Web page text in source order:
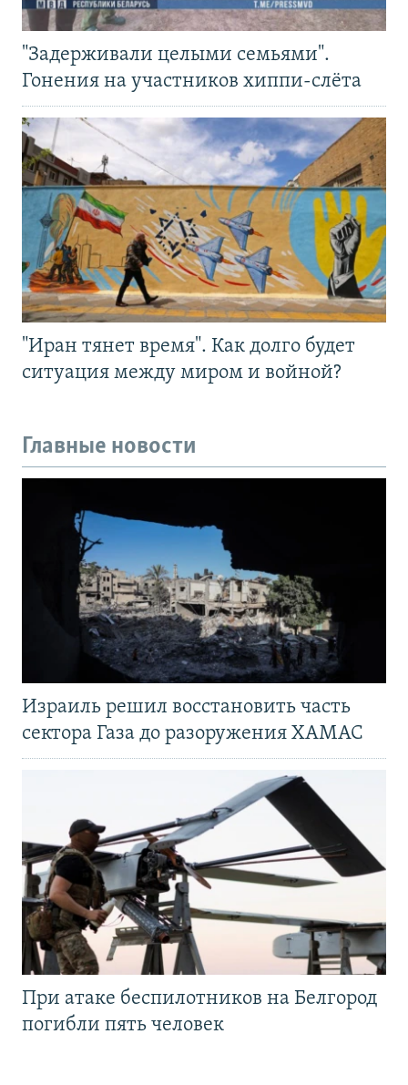
"Задерживали целыми семьями".
Гонения на участников хиппи-слёта
"Иран тянет время". Как долго будет
ситуация между миром и войной?
Главные новости
Израиль решил восстановить часть
сектора Газа до разоружения ХАМАС
При атаке беспилотников на Белгород
погибли пять человек